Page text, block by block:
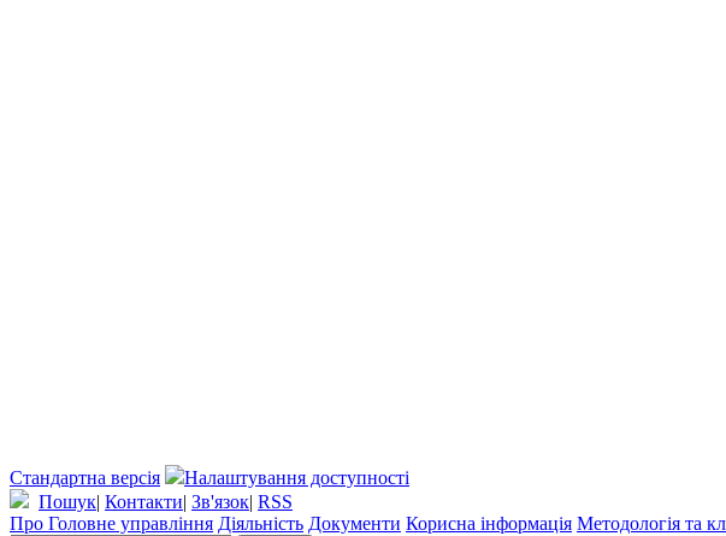
Стандартна версія
Налаштування доступності
Пошук| Контакти| Зв'язок| RSS
Про Головне управління Діяльність Документи Корисна інформація Методологія та